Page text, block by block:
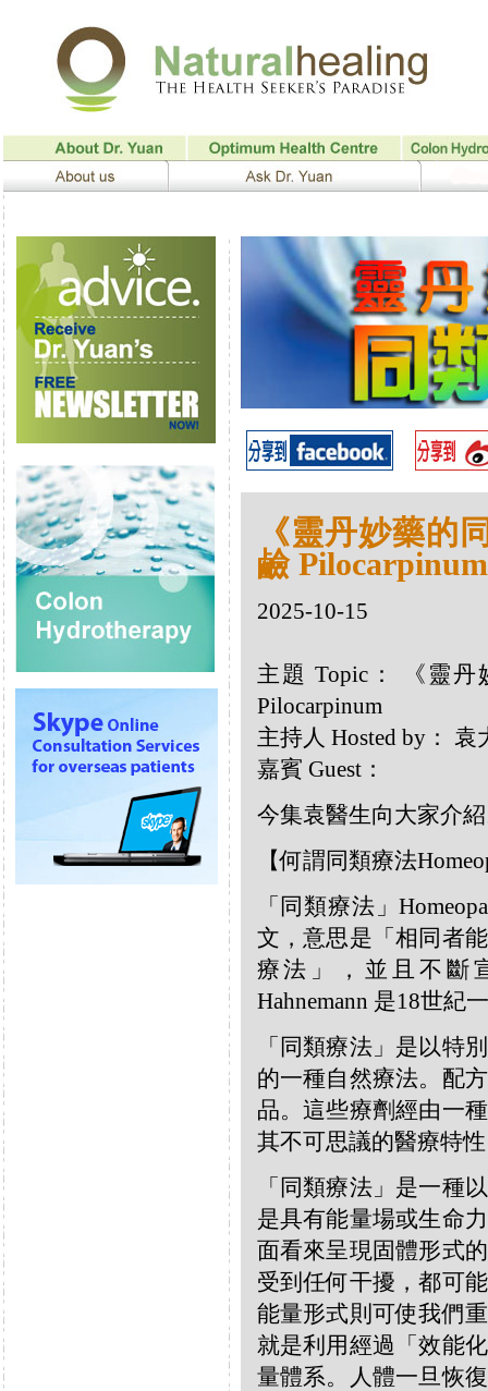
《靈丹妙藥的
鹼 Pilocarpinum
2025-10-15
主題 Topic： 《靈丹
Pilocarpinum
主持人 Hosted by：
嘉賓 Guest：
今集袁醫生向大家介
【何謂同類療法
「同類療法」
文，意思是「相同者
療法」，並且不斷
Hahnemann 是18世紀
「同類療法」是以特
的一種自然療法。配
品。這些療劑經由一
其不可思議的醫療特
「同類療法」是一種
是具有能量場或生命
面看來呈現固體形式
受到任何干擾，都可
能量形式則可使我們
就是利用經過「效能
量體系。人體一旦恢